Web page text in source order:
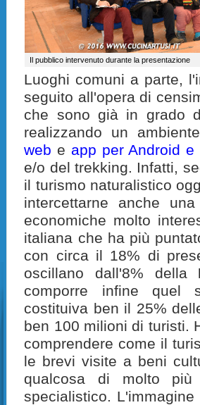
Il pubblico intervenuto durante la presentazione
Luoghi comuni a parte,
seguito all'opera di
che sono già in grado
realizzando un
web e app per Android e
e/o del trekking. Infatti,
il turismo naturalistico
intercettarne anche
economiche molto
italiana che ha più
con circa il 18% di
oscillano dall'8% della
comporre infine quel
costituiva ben il 25%
ben 100 milioni di turisti.
comprendere come il
le brevi visite a beni
qualcosa di molto più
specialistico.